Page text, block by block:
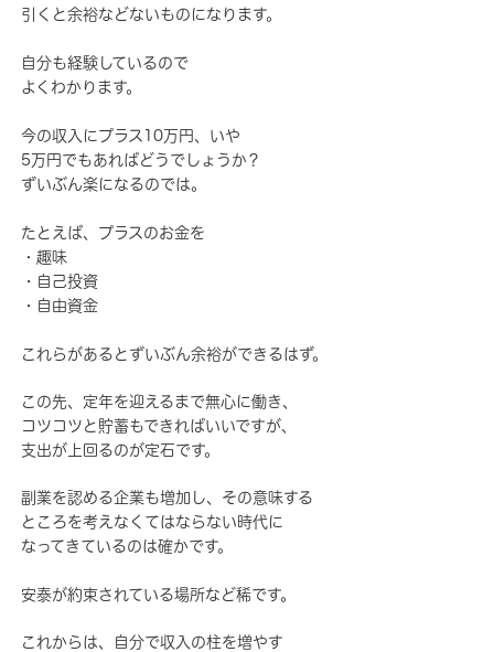
引くと余裕などないものになります。
自分も経験しているので
よくわかります。
今の収入にプラス10万円、いや
5万円でもあればどうでしょうか？
ずいぶん楽になるのでは。
たとえば、プラスのお金を
・趣味
・ 自己投資
・自由資金
これらがあるとずいぶん余裕ができるはず。
この先、定年を迎えるまで無心に働き、
コツコツと貯蓄もできればいいですが、
支出が上回るのが定石です。
副業を認める企業も増加し、その意味する
ところを考えなくてはならない時代に
なってきているのは確かです。
安泰が約束されている場所など稀です。
これからは、自分で収入の柱を増やす